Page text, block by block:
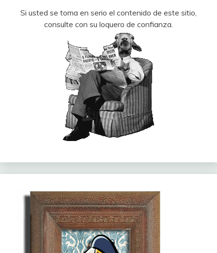
Si usted se toma en serio el contenido de este sitio,
consulte con su loquero de confianza.